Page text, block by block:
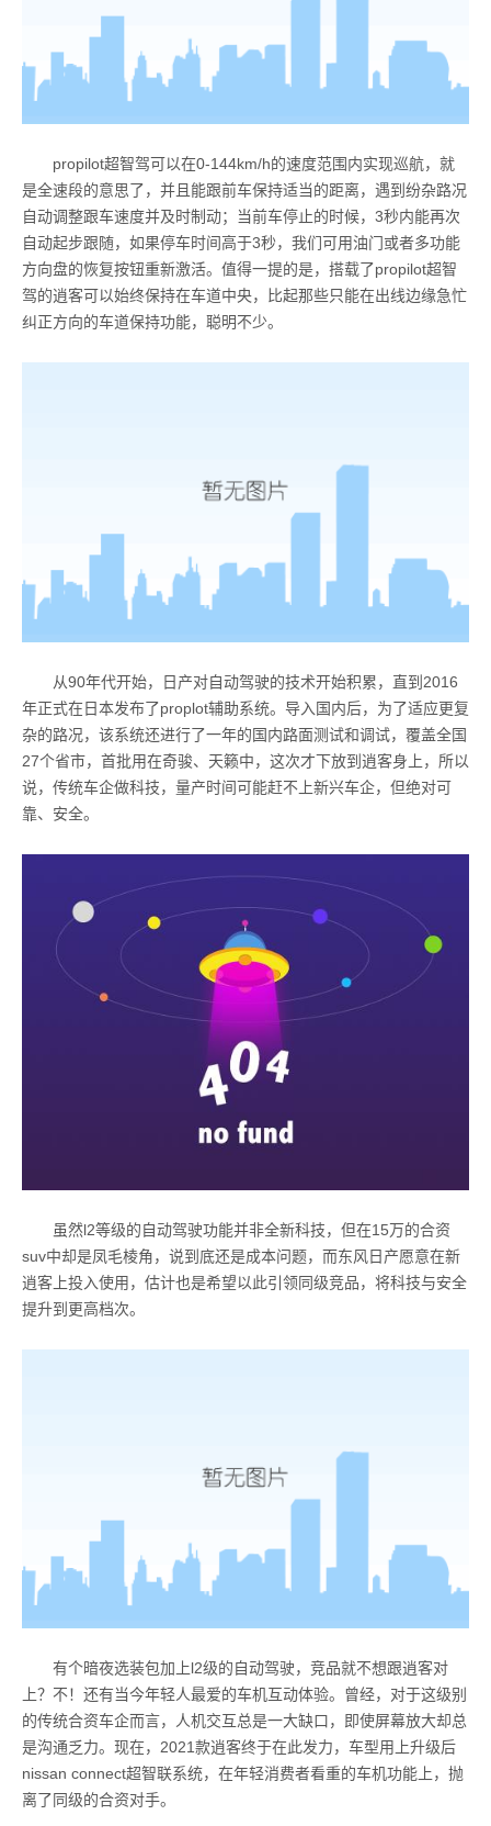
propilot超智驾可以在0-144km/h的速度范围内实现巡航，就
是全速段的意思了，并且能跟前车保持适当的距离，遇到纷杂路况
自动调整跟车速度并及时制动；当前车停止的时候，3秒内能再次
自动起步跟随，如果停车时间高于3秒，我们可用油门或者多功能
方向盘的恢复按钮重新激活。值得一提的是，搭载了propilot超智
驾的逍客可以始终保持在车道中央，比起那些只能在出线边缘急忙
纠正方向的车道保持功能，聪明不少。
从90年代开始，日产对自动驾驶的技术开始积累，直到2016
年正式在日本发布了proplot辅助系统。导入国内后，为了适应更复
杂的路况，该系统还进行了一年的国内路面测试和调试，覆盖全国
27个省市，首批用在奇骏、天籁中，这次才下放到逍客身上，所以
说，传统车企做科技，量产时间可能赶不上新兴车企，但绝对可
靠、安全。
虽然l2等级的自动驾驶功能并非全新科技，但在15万的合资
suv中却是凤毛棱角，说到底还是成本问题，而东风日产愿意在新
逍客上投入使用，估计也是希望以此引领同级竞品，将科技与安全
提升到更高档次。
有个暗夜选装包加上l2级的自动驾驶，竞品就不想跟逍客对
上？不！还有当今年轻人最爱的车机互动体验。曾经，对于这级别
的传统合资车企而言，人机交互总是一大缺口，即使屏幕放大却总
是沟通乏力。现在，2021款逍客终于在此发力，车型用上升级后
nissan connect超智联系统，在年轻消费者看重的车机功能上，抛
离了同级的合资对手。